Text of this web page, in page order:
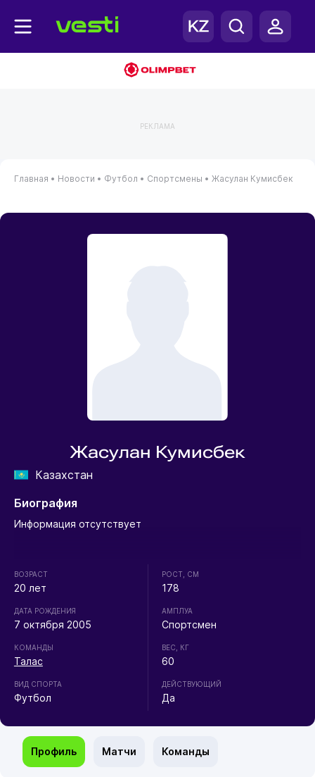
РЕКЛАМА
Главная • Новости • Футбол • Спортсмены • Жасулан Кумисбек
Жасулан Кумисбек
Казахстан
Биография
Информация отсутствует
ВОЗРАСТ
20 лет
ДАТА РОЖДЕНИЯ
7 октября 2005
КОМАНДЫ
Талас
ВИД СПОРТА
Футбол
РОСТ, СМ
178
АМПЛУА
Спортсмен
ВЕС, КГ
60
ДЕЙСТВУЮЩИЙ
Да
Профиль Матчи Команды